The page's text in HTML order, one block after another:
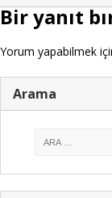
Bir yanıt
Yorum yapabilmek
Arama